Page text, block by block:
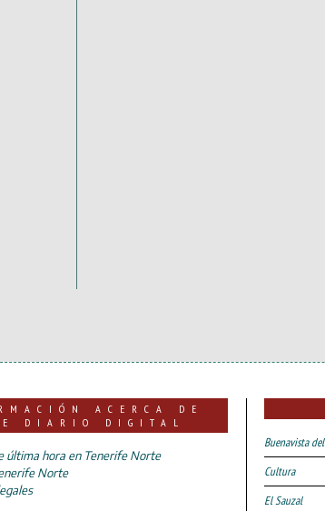
ACERCA DE
DIARIO DIGITAL
última hora en Tenerife Norte
Norte
Buenavista
Cultura
El Sauzal